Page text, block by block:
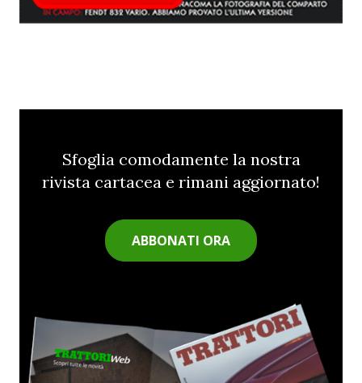
Sfoglia comodamente la nostra
rivista cartacea e rimani aggiornato!
ABBONATI ORA